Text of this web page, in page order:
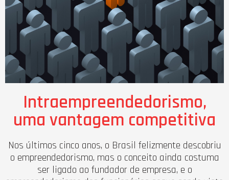
Intraempreendedorismo,
uma vantagem competitiva
Nos últimos cinco anos, o Brasil felizmente descobriu
o empreendedorismo, mas o conceito ainda costuma
ser ligado ao fundador de empresa, e o